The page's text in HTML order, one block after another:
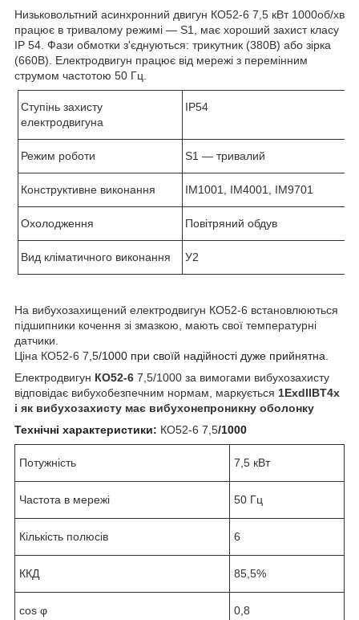
Низьковольтний асинхронний двигун КО52-6 7,5 кВт 1000об/хв
працює в тривалому режимі ― S1, має хороший захист класу
ІP 54. Фази обмотки з'єднуються: трикутник (380В) або зірка
(660В). Електродвигун працює від мережі з перемінним
струмом частотою 50 Гц.
Ступінь захисту
електродвигуна
IP54
Режим роботи S1 ― тривалий
Конструктивне виконання IM1001, IM4001, IM9701
Охолодження Повітряний обдув
Вид кліматичного виконання У2
На вибухозахищений електродвигун КО52-6 встановлюються
підшипники кочення зі змазкою, мають свої температурні
датчики.
Ціна КО52-6 7,5/1000 при своїй надійності дуже прийнятна.
Електродвигун КО52-6 7,5/1000 за вимогами вибухозахисту
відповідає вибухобезпечним нормам, маркується 1ExdIIBT4х
і як вибухозахисту має вибухонепроникну оболонку
Технічні характеристики: КО52-6 7,5/1000
Потужність 7,5 кВт
Частота в мережі 50 Гц
Кількість полюсів 6
ККД 85,5%
cos φ 0,8